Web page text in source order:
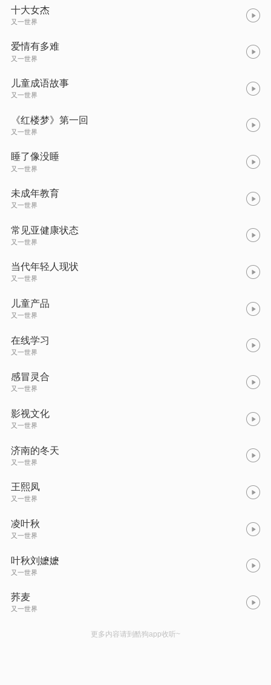
十大女杰
又一世界
爱情有多难
又一世界
儿童成语故事
又一世界
《红楼梦》第一回
又一世界
睡了像没睡
又一世界
未成年教育
又一世界
常见亚健康状态
又一世界
当代年轻人现状
又一世界
儿童产品
又一世界
在线学习
又一世界
感冒灵合
又一世界
影视文化
又一世界
济南的冬天
又一世界
王熙凤
又一世界
凌叶秋
又一世界
叶秋刘嬷嬷
又一世界
荞麦
又一世界
更多内容请到酷狗app收听~